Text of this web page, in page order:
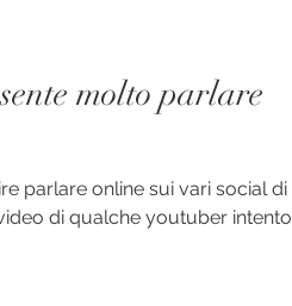
molto parlare
parlare online sui vari social di
di qualche youtuber intento